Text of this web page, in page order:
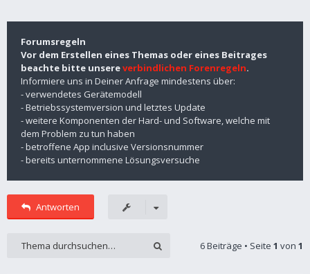
Forumsregeln
Vor dem Erstellen eines Themas oder eines Beitrages
beachte bitte unsereverbindlichen Forenregeln.
Informiere uns in Deiner Anfrage mindestens über:
- verwendetes Gerätemodell
- Betriebssystemversion und letztes Update
- weitere Komponenten der Hard- und Software, welche mit
dem Problem zu tun haben
- betroffene App inclusive Versionsnummer
- bereits unternommene Lösungsversuche
Antworten
6 Beiträge • Seite 1 von 1